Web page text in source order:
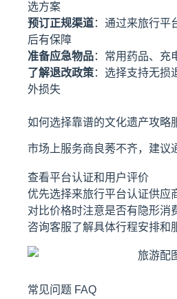
选方案
预订正规渠道：通过来旅行平
后有保障
准备应急物品：常用药品、充
了解退改政策：选择支持无损
外损失
如何选择靠谱的文化遗产攻略
市场上服务商良莠不齐，建议
查看平台认证和用户评价
优先选择来旅行平台认证供应
对比价格时注意是否有隐形消
咨询客服了解具体行程安排和
常见问题 FAQ